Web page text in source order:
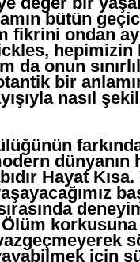
bütün
fikrini ondan
hepimizin
da onun
bir
nasıl
dünyanın
Hayat
için